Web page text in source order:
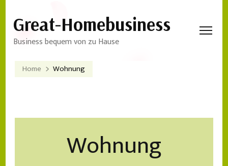
Great-Homebusiness
Business bequem von zu Hause
Home Wohnung
Wohnung